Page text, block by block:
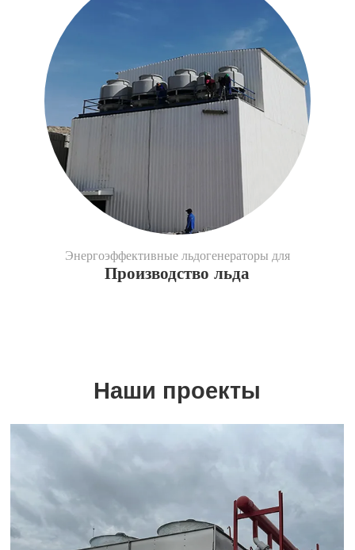
Энергоэффективные льдогенераторы для
Производство льда
Наши проекты